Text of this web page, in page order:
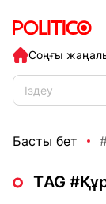
Соңғы
Басты бет
ТAG